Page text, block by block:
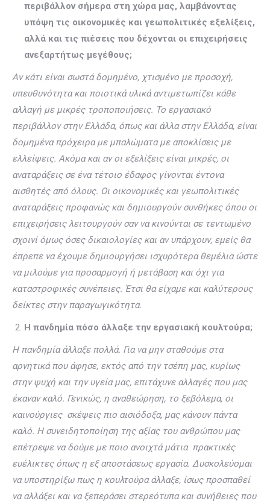
περιβάλλον σήμερα στη χώρα μας, λαμβάνοντας
υπόψη τις οικονομικές και γεωπολιτικές εξελίξεις,
αλλά και τις πιέσεις που δέχονται οι επιχειρήσεις
ανεξαρτήτως μεγέθους;
Αν κάτι είναι σωστά δομημένο, χτισμένο με προσοχή,
υπευθυνότητα και ποιοτικά υλικά αντιμετωπίζει κάθε
αλλαγή με μικρές τροποποιήσεις. Το εργασιακό
περιβάλλον στην Ελλάδα, όπως και άλλα στην Ελλάδα, είναι
δομημένα πρόχειρα με μπαλώματα με αποκλίσεις με
ελλείψεις. Ακόμα και αν οι εξελίξεις είναι μικρές, οι
αναταράξεις σε ένα τέτοιο έδαφος γίνονται έντονα
αισθητές από όλους. Οι οικονομικές και γεωπολιτικές
αναταράξεις προφανώς και δημιουργούν συνθήκες όπου οι
επιχειρήσεις λειτουργούν σαν να κινούνται σε τεντωμένο
σχοινί όμως όσες δικαιολογίες και αν υπάρχουν, εμείς θα
έπρεπε να έχουμε δημιουργήσει ισχυρότερα θεμέλια ώστε
να μιλούμε για προσαρμογή ή μετάβαση και όχι για
καταστροφικές συνέπειες. Έτσι θα είχαμε και καλύτερους
δείκτες στην παραγωγικότητα.
Η πανδημία πόσο άλλαξε την εργασιακή κουλτούρα;
Η πανδημία άλλαξε πολλά. Για να μην σταθούμε στα
αρνητικά που άφησε, εκτός από την τσέπη μας, κυρίως
στην ψυχή και την υγεία μας, επιτάχυνε αλλαγές που μας
έκαναν καλό. Γενικώς, η αναθεώρηση, το ξεβόλεμα, οι
καινούργιες σκέψεις πιο αισιόδοξα, μας κάνουν πάντα
καλό. Η συνειδητοποίηση της αξίας του ανθρώπου μας
επέτρεψε να δούμε με ποιο ανοιχτά μάτια πρακτικές
ευέλικτες όπως η εξ αποστάσεως εργασία. Δυσκολεύομαι
να υποστηρίξω πως η κουλτούρα άλλαξε, ίσως προσπαθεί
να αλλάξει και να ξεπεράσει στερεότυπα και συνήθειες που